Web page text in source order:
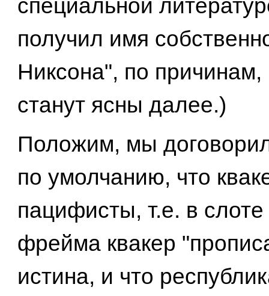
специальной
получил имя
Никсона", по причинам,
станут ясны далее.)
Положим, мы
по умолчанию, что
пацифисты, т.е. в
фрейма квакер
истина, и что